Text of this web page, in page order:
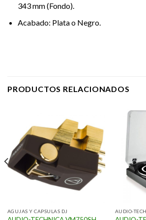
343 mm (Fondo).
Acabado: Plata o Negro.
PRODUCTOS RELACIONADOS
AGUJAS Y CAPSULAS DJ AUDIO-